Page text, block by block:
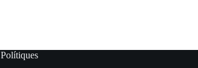
Polítiques